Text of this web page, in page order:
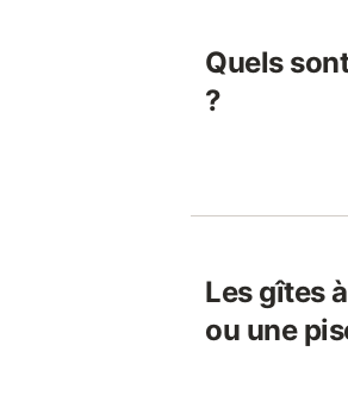
Quels
?
Les gîtes
ou une